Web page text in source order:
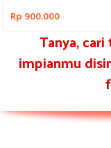
Rp 900.000
Tanya,
impianmu